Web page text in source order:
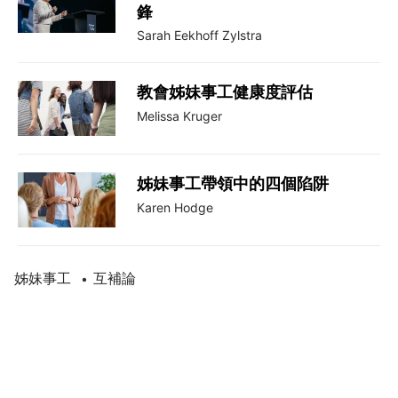
鋒
Sarah Eekhoff Zylstra
教會姊妹事工健康度評估
Melissa Kruger
姊妹事工帶領中的四個陷阱
Karen Hodge
姊妹事工 • 互補論